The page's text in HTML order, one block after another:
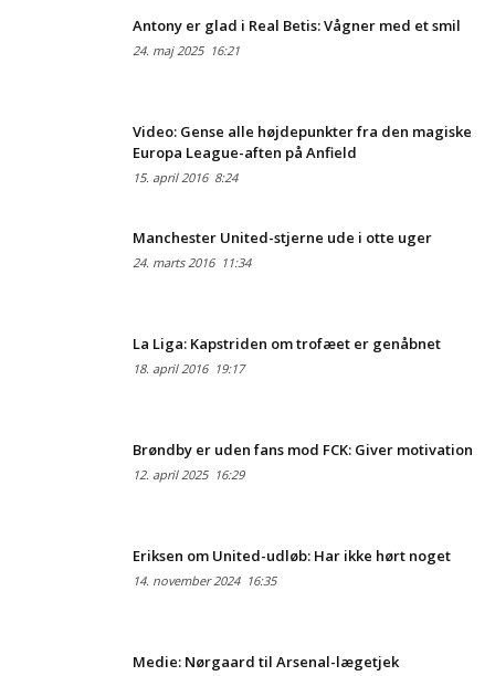
Antony er glad i Real Betis: Vågner med et smil
24. maj 202516:21
Video: Gense alle højdepunkter fra den magiske
Europa League-aften på Anfield
15. april 20168:24
Manchester United-stjerne ude i otte uger
24. marts 201611:34
La Liga: Kapstriden om trofæet er genåbnet
18. april 201619:17
Brøndby er uden fans mod FCK: Giver motivation
12. april 202516:29
Eriksen om United-udløb: Har ikke hørt noget
14. november 202416:35
Medie: Nørgaard til Arsenal-lægetjek